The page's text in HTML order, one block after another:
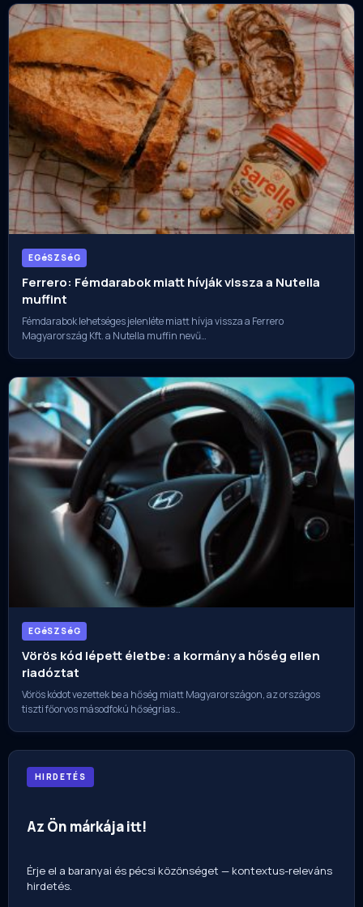
EGéSZSéG
Ferrero: Fémdarabok miatt hívják vissza a Nutella
muffint
Fémdarabok lehetséges jelenléte miatt hívja vissza a Ferrero
Magyarország Kft. a Nutella muffin nevű…
EGéSZSéG
Vörös kód lépett életbe: a kormány a hőség ellen
riadóztat
Vörös kódot vezettek be a hőség miatt Magyarországon, az országos
tiszti főorvos másodfokú hőségrias…
HIRDETÉS
Az Ön márkája itt!
Érje el a baranyai és pécsi közönséget — kontextus-releváns
hirdetés.